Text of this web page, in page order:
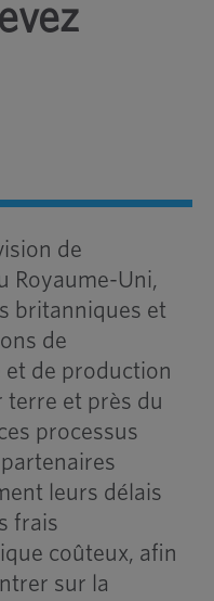
de
Royaume-Uni,
britanniques et
de
de production
terre et près du
processus
leurs délais
frais
coûteux, afin
sur la